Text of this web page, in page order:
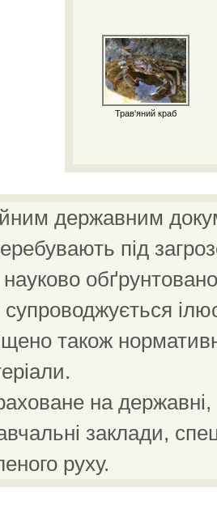
Трав'яний краб
державним
під
супроводжується
також
на державні,
заклади,
руху.